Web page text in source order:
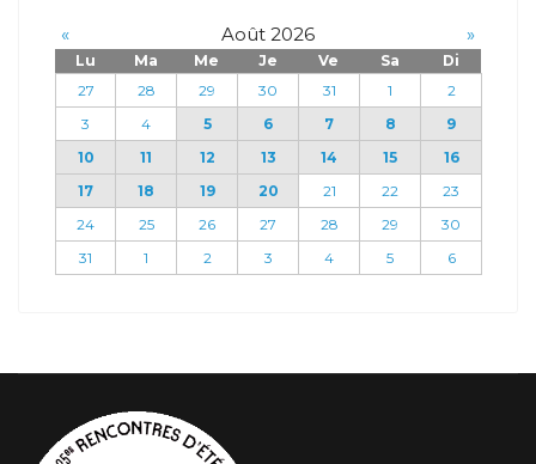
« Août 2026 »
Lu Ma Me Je Ve Sa
Di
27
28 29 30 31 1
2
3
4 5 6 7 8
9
10
11 12 13 14 15
16
17
18 19 20 21 22
23
24
25 26 27 28 29
30
31
1 2 3 4 5 6